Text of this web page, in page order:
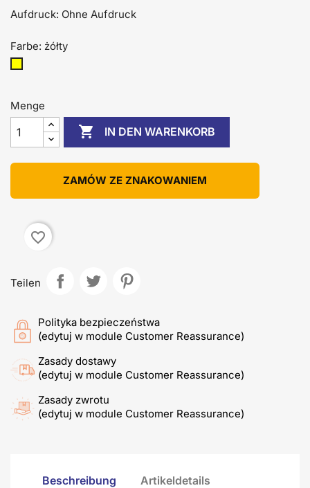
Aufdruck: Ohne Aufdruck
Farbe: żółty
Menge
 IN DEN WARENKORB
ZAMÓW ZE ZNAKOWANIEM
favorite_border
Teilen
Polityka bezpieczeństwa
(edytuj w module Customer Reassurance)
Zasady dostawy
(edytuj w module Customer Reassurance)
Zasady zwrotu
(edytuj w module Customer Reassurance)
Beschreibung Artikeldetails